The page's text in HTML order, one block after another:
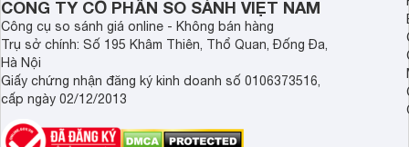
CÔNG TY CỔ PHẦN SO SÁNH VIỆT NAM
Công cụ so sánh giá online - Không bán hàng
Trụ sở chính: Số 195 Khâm Thiên, Thổ Quan, Đống Đa,
Hà Nội
Giấy chứng nhận đăng ký kinh doanh số 0106373516,
cấp ngày 02/12/2013